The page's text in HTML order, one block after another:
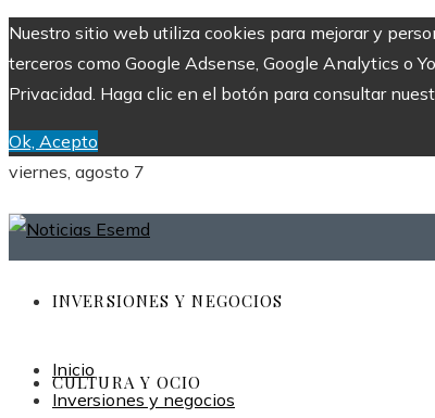
Nuestro sitio web utiliza cookies para mejorar y
terceros como Google Adsense, Google Analytics o
Privacidad. Haga clic en el botón para consultar
Ok, Acepto
viernes, agosto 7
INVERSIONES Y NEGOCIOS
CULTURA Y OCIO
Inicio
Inversiones y negocios